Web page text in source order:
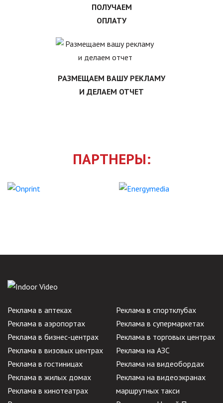
ПОЛУЧАЕМ
ОПЛАТУ
РАЗМЕЩАЕМ ВАШУ РЕКЛАМУ
И ДЕЛАЕМ ОТЧЕТ
ПАРТНЕРЫ:
Реклама в аптеках
Реклама в аэропортах
Реклама в бизнес-центрах
Реклама в визовых центрах
Реклама в гостиницах
Реклама в жилых домах
Реклама в кинотеатрах
Реклама в спортклубах
Реклама в супермаркетах
Реклама в торговых центрах
Реклама на АЗС
Реклама на видеобордах
Реклама на видеоэкранах
маршрутных такси